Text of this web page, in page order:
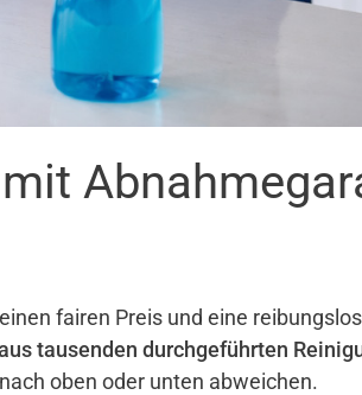
fairen Preis und eine
tausenden durchgeführten
oben oder unten abweichen.